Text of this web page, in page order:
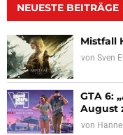
NEUESTE BEITRÄGE
Mistfall
von Sven
GTA 6:
August
von